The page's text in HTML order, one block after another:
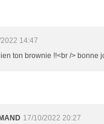
14:47
ton brownie !!<br /> bonne
17/10/2022 20:27